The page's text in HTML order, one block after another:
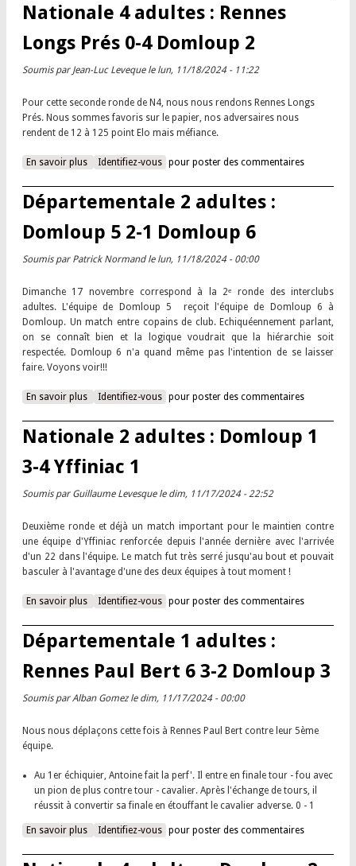
Nationale 4 adultes : Rennes
Longs Prés 0-4 Domloup 2
Soumis par Jean-Luc Levequele lun, 11/18/2024 - 11:22
Pour cette seconde ronde de N4, nous nous rendons Rennes Longs
Prés. Nous sommes favoris sur le papier, nos adversaires nous
rendent de 12 à 125 point Elo mais méfiance.
En savoir plus
à propos de Nationale 4 adultes : Rennes Longs Prés 0-4
Identifiez-vous pour poster des commentaires
Départementale 2 adultes :
Domloup 5 2-1 Domloup 6
Soumis par Patrick Normandle lun, 11/18/2024 - 00:00
Dimanche 17 novembre correspond à la 2ᵉ ronde des interclubs
adultes. L'équipe de Domloup 5 reçoit l'équipe de Domloup 6 à
Domloup. Un match entre copains de club. Echiquéennement parlant,
on se connaît bien et la logique voudrait que la hiérarchie soit
respectée. Domloup 6 n'a quand même pas l'intention de se laisser
faire. Voyons voir!!!
En savoir plus
à propos de Départementale 2 adultes : Domloup 5 2-1
Identifiez-vous pour poster des commentaires
Nationale 2 adultes : Domloup 1
3-4 Yffiniac 1
Soumis par Guillaume Levesquele dim, 11/17/2024 - 22:52
Deuxième ronde et déjà un match important pour le maintien contre
une équipe d'Yffiniac renforcée depuis l'année dernière avec l'arrivée
d'un 22 dans l'équipe. Le match fut très serré jusqu'au bout et pouvait
basculer à l'avantage d'une des deux équipes à tout moment !
En savoir plus à propos de Nationale 2 adultes : Domloup 1 3-4 Yffiniac 1
Identifiez-vous pour poster des commentaires
Départementale 1 adultes :
Rennes Paul Bert 6 3-2 Domloup 3
Soumis parAlban Gomezle dim, 11/17/2024 - 00:00
Nous nous déplaçons cette fois à Rennes Paul Bert contre leur 5ème
équipe.
Au 1er échiquier, Antoine fait la perf'. Il entre en finale tour - fou avec
un pion de plus contre tour - cavalier. Après l'échange de tours, il
réussit à convertir sa finale en étouffant le cavalier adverse. 0 - 1
En savoir plus
à propos de Départementale 1 adultes : Rennes Paul Bert 6 3-
Identifiez-vous pour poster des commentaires